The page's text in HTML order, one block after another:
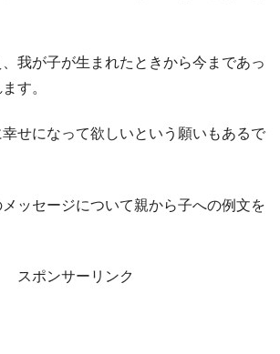
我が子が生まれたときから今まであっ
す。
せになって欲しいという願いもあるで
ッセージについて親から子への例文を
スポンサーリンク